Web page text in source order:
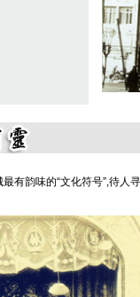
有韵味的“文化符号”,待